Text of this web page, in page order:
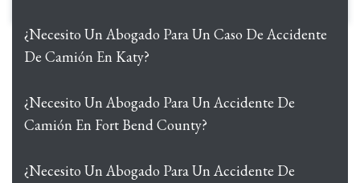
¿Necesito Un Abogado Para Un Caso De Accidente
De Camión En Katy?
¿Necesito Un Abogado Para Un Accidente De
Camión En Fort Bend County?
¿Necesito Un Abogado Para Un Accidente De